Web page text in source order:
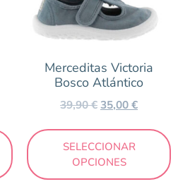
Merceditas Victoria
Bosco Atlántico
39,90€35,00€
SELECCIONAR
OPCIONES